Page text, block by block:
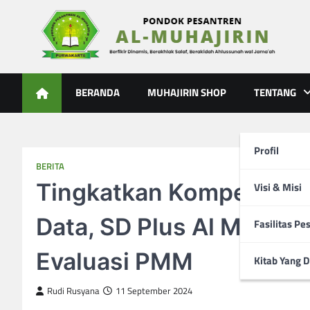
Al-Muhajirin
BERANDA MUHAJIRIN SHOP TENTANG
Profil
Visi & Misi
Fasilitas
Kitab Yang
BERITA
Tingkatkan Kompetensi
Data, SD Plus Al
Evaluasi PMM
Rudi Rusyana 11 September 2024